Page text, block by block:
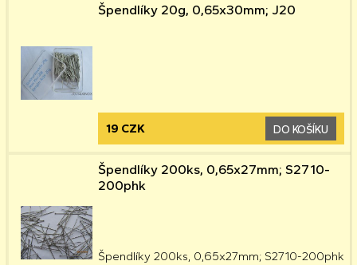
Špendlíky 20g, 0,65x30mm; J20
19 CZK DO KOŠÍKU
Špendlíky 200ks, 0,65x27mm; S2710-
200phk
Špendlíky 200ks, 0,65x27mm; S2710-200phk